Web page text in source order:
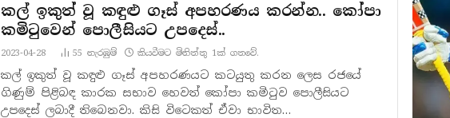
කල් ඉකුත් වූ කඳුළු ගෑස් අපහරණය කරන්න.. කෝපා
කමිටුවෙන් පොලීසියට උපදෙස්..
2023-04-28 55නැරඹු​ම් කියවීමට මිනිත්තු 1ක් ගතවේ.
කල් ඉකුත් වූ කඳුළු ගෑස් අපහරණයට කටයුතු කරන ලෙස රජයේ
ගිණුම් පිළිබඳ කාරක සභාව හෙවත් කෝපා කමිටුව පොලීසියට
උපදෙස් ලබාදී තිබෙනවා. කිසි විටෙකත් ඒවා භාවිත…